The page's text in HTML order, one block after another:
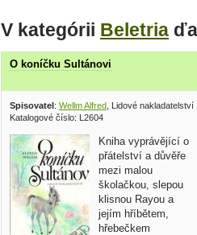
V kategórii Beletria
O koníčku Sultánovi
Spisovatel: Wellm Alfred , Lidové nakladatelství
Katalogové číslo: L2604
Kniha vyprávějící o
přátelství a důvěře
mezi malou
školačkou, slepou
klisnou Rayou a
jejím hříbětem,
hřebečkem